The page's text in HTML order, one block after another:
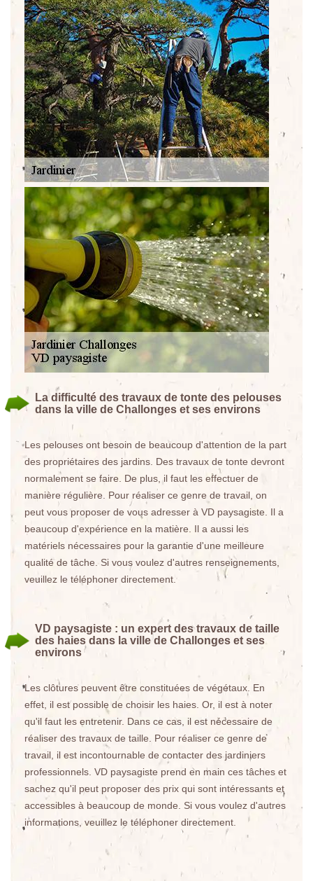
La difficulté des travaux de tonte des pelouses
dans la ville de Challonges et ses environs
Les pelouses ont besoin de beaucoup d'attention de la part
des propriétaires des jardins. Des travaux de tonte devront
normalement se faire. De plus, il faut les effectuer de
manière régulière. Pour réaliser ce genre de travail, on
peut vous proposer de vous adresser à VD paysagiste. Il a
beaucoup d'expérience en la matière. Il a aussi les
matériels nécessaires pour la garantie d'une meilleure
qualité de tâche. Si vous voulez d'autres renseignements,
veuillez le téléphoner directement.
VD paysagiste : un expert des travaux de taille
des haies dans la ville de Challonges et ses
environs
Les clôtures peuvent être constituées de végétaux. En
effet, il est possible de choisir les haies. Or, il est à noter
qu'il faut les entretenir. Dans ce cas, il est nécessaire de
réaliser des travaux de taille. Pour réaliser ce genre de
travail, il est incontournable de contacter des jardiniers
professionnels. VD paysagiste prend en main ces tâches et
sachez qu'il peut proposer des prix qui sont intéressants et
accessibles à beaucoup de monde. Si vous voulez d'autres
informations, veuillez le téléphoner directement.